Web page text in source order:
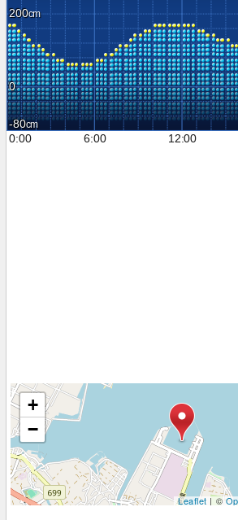
200
0
-80
0:00
6:00 12:00
+
−
Leaflet | ©